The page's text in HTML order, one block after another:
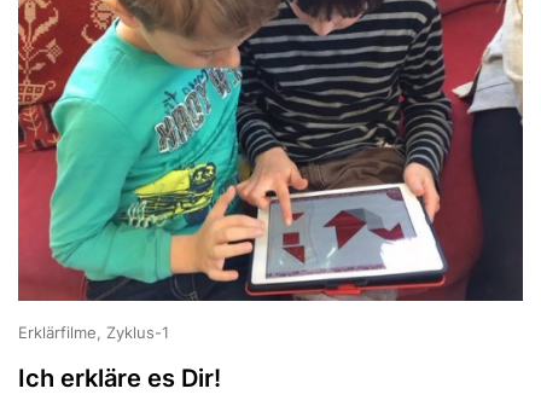
Erklärfilme, Zyklus-1
Ich erkläre es Dir!